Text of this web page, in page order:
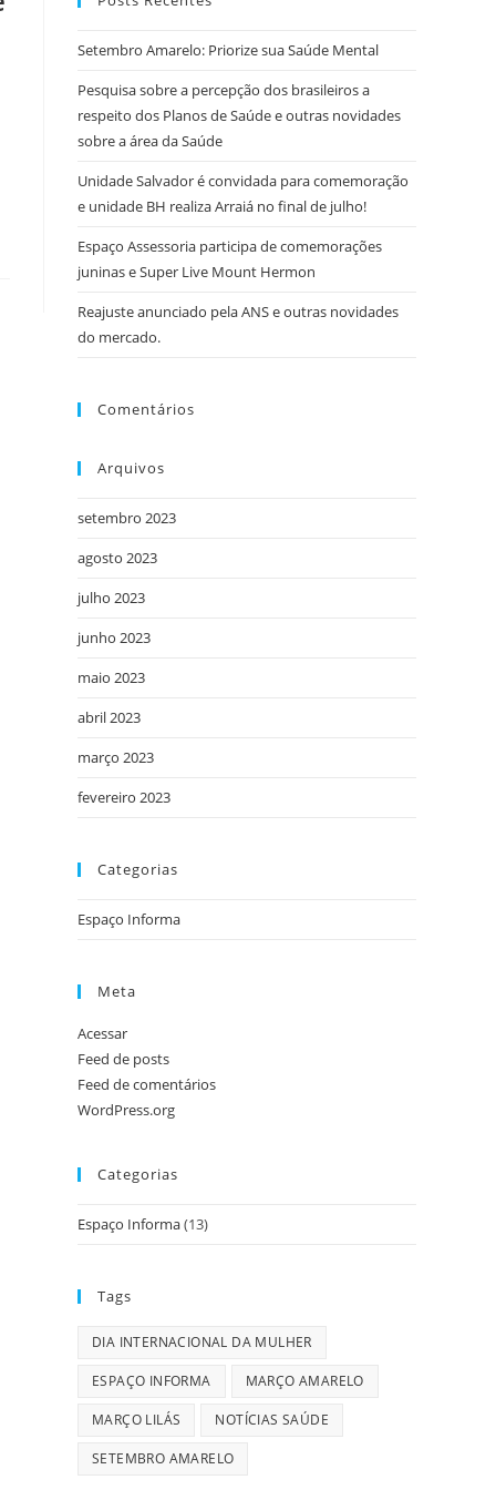
Setembro Amarelo: Priorize sua Saúde Mental
Pesquisa sobre a percepção dos brasileiros a
respeito dos Planos de Saúde e outras novidades
sobre a área da Saúde
Unidade Salvador é convidada para comemoração
e unidade BH realiza Arraiá no final de julho!
Espaço Assessoria participa de comemorações
juninas e Super Live Mount Hermon
Reajuste anunciado pela ANS e outras novidades
do mercado.
Comentários
Arquivos
setembro 2023
agosto 2023
julho 2023
junho 2023
maio 2023
abril 2023
março 2023
fevereiro 2023
Categorias
Espaço Informa
Meta
Acessar
Feed de posts
Feed de comentários
WordPress.org
Categorias
Espaço Informa(13)
Tags
DIA INTERNACIONAL DA MULHER
ESPAÇO INFORMA MARÇO AMARELO
MARÇO LILÁS NOTÍCIAS SAÚDE
SETEMBRO AMARELO